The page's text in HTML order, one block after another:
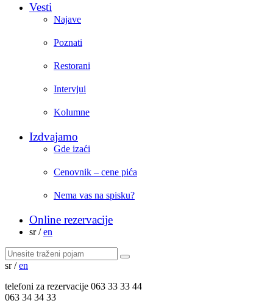
Vesti
Najave
Poznati
Restorani
Intervjui
Kolumne
Izdvajamo
Gde izaći
Cenovnik – cene pića
Nema vas na spisku?
Online rezervacije
sr / en
sr / en
telefoni za rezervacije 063 33 33 44
063 34 34 33